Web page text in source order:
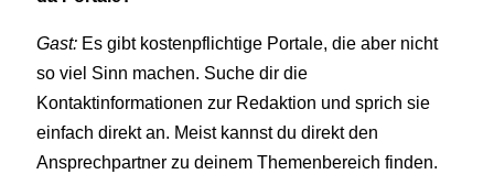
Gast: Es gibt kostenpflichtige Portale, die aber nicht
so viel Sinn machen. Suche dir die
Kontaktinformationen zur Redaktion und sprich sie
einfach direkt an. Meist kannst du direkt den
Ansprechpartner zu deinem Themenbereich finden.